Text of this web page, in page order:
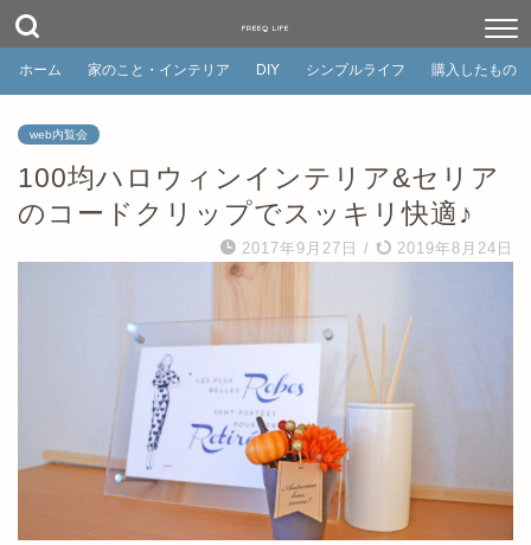
FREEQ LIFE
ホーム 家のこと・インテリア DIY シンプルライフ 購入したもの
web内覧会
100均ハロウィンインテリア&セリア
のコードクリップでスッキリ快適♪
2017年9月27日 / 2019年8月24日